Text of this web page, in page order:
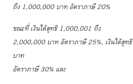
ถึง 1,000,000 บาท อัตราภาษี 20%
ขณะที่ เงินได้สุทธิ 1,000,001 ถึง
2,000,000 บาท อัตราภาษี 25%, เงินได้สุ
บาท
อัตราภาษี 30% และ